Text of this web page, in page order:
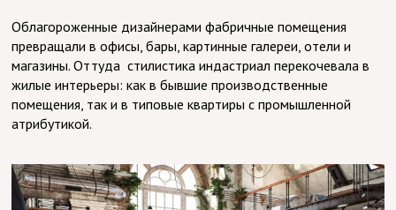
Облагороженные дизайнерами фабричные помещения
превращали в офисы, бары, картинные галереи, отели и
магазины. Оттуда стилистика индастриал перекочевала в
жилые интерьеры: как в бывшие производственные
помещения, так и в типовые квартиры с промышленной
атрибутикой.